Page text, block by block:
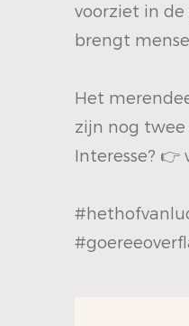
voorziet in
brengt
Het
zijn nog twee
Interesse? 👉